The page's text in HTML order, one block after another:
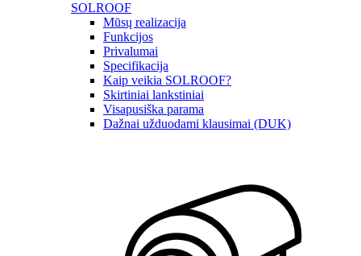
SOLROOF
Mūsų realizacija
Funkcijos
Privalumai
Specifikacija
Kaip veikia SOLROOF?
Skirtiniai lankstiniai
Visapusiška parama
Dažnai užduodami klausimai (DUK)